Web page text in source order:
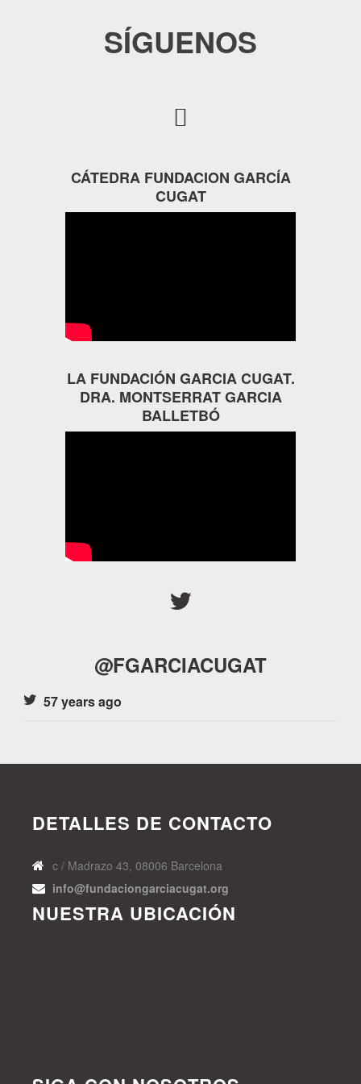
SÍGUENOS
CÁTEDRA FUNDACION GARCÍA
CUGAT
LA FUNDACIÓN GARCIA CUGAT.
DRA. MONTSERRAT GARCIA
BALLETBÓ
@FGARCIACUGAT
57 years ago
DETALLES DE CONTACTO
c / Madrazo 43, 08006 Barcelona
info@fundaciongarciacugat.org
NUESTRA UBICACIÓN